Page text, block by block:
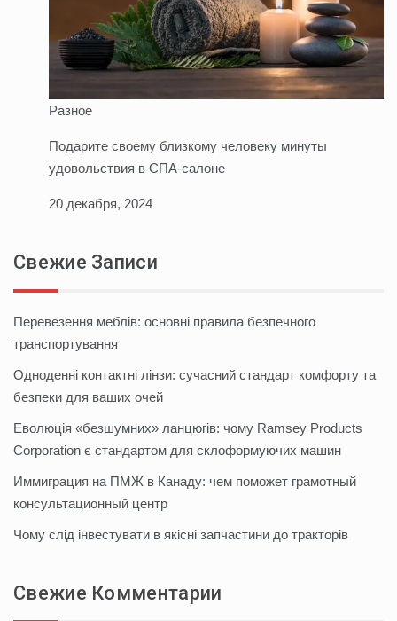
Разное
Подарите своему близкому человеку минуты
удовольствия в СПА-салоне
20 декабря, 2024
Свежие Записи
Перевезення меблів: основні правила безпечного
транспортування
Одноденні контактні лінзи: сучасний стандарт комфорту та
безпеки для ваших очей
Еволюція «безшумних» ланцюгів: чому Ramsey Products
Corporation є стандартом для склоформуючих машин
Иммиграция на ПМЖ в Канаду: чем поможет грамотный
консультационный центр
Чому слід інвестувати в якісні запчастини до тракторів
Свежие Комментарии